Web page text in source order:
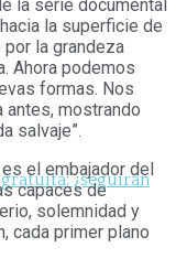
la serie documental
la superficie de
la grandeza
Ahora podemos
formas. Nos
antes, mostrando
salvaje”.
el embajador del
capaces de
solemnidad y
cada primer plano